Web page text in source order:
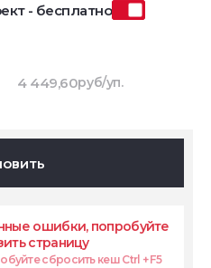
- бесплатно
4 449,60руб/уп.
ошибки, попробуйте
страницу
сбросить кеш Ctrl + F5